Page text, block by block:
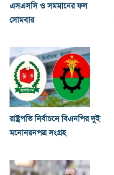
এসএসসি ও সমমানের ফল
সোমবার
রাষ্ট্রপতি নির্বাচনে বিএনপির দুই
মনোনয়নপত্র সংগ্রহ